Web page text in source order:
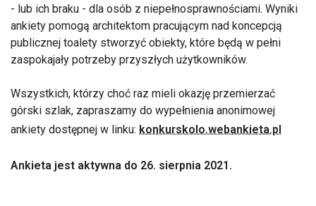
- lub ich braku - dla osób z niepełnosprawnościami. Wyniki
ankiety pomogą architektom pracującym nad koncepcją
publicznej toalety stworzyć obiekty, które będą w pełni
zaspokajały potrzeby przyszłych użytkowników.
Wszystkich, którzy choć raz mieli okazję przemierzać
górski szlak, zapraszamy do wypełnienia anonimowej
ankiety dostępnej w linku: konkurskolo.webankieta.pl
Ankieta jest aktywna do 26. sierpnia 2021.